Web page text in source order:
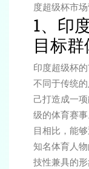
度超级杯市
1、印
目标
印度超级杯
不同于传统
己打造成一
级的体育赛
目相比，能
知名体育人
技性兼具的形